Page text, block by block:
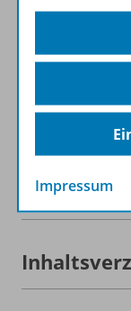
Inhalte
Impressum